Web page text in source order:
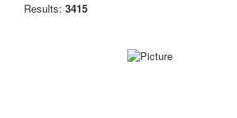
Results: 3415